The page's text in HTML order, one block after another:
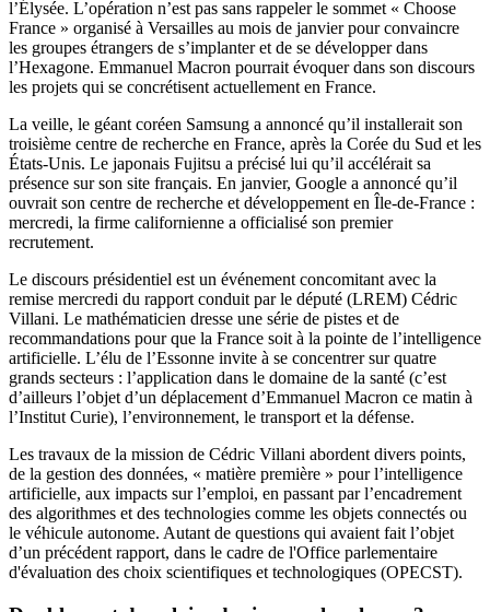
l’Élysée. L’opération n’est pas sans rappeler le sommet « Choose
France » organisé à Versailles au mois de janvier pour convaincre
les groupes étrangers de s’implanter et de se développer dans
l’Hexagone. Emmanuel Macron pourrait évoquer dans son discours
les projets qui se concrétisent actuellement en France.
La veille, le géant coréen Samsung a annoncé qu’il installerait son
troisième centre de recherche en France, après la Corée du Sud et les
États-Unis. Le japonais Fujitsu a précisé lui qu’il accélérait sa
présence sur son site français. En janvier, Google a annoncé qu’il
ouvrait son centre de recherche et développement en Île-de-France :
mercredi, la firme californienne a officialisé son premier
recrutement.
Le discours présidentiel est un événement concomitant avec la
remise mercredi du rapport conduit par le député (LREM) Cédric
Villani. Le mathématicien dresse une série de pistes et de
recommandations pour que la France soit à la pointe de l’intelligence
artificielle. L’élu de l’Essonne invite à se concentrer sur quatre
grands secteurs : l’application dans le domaine de la santé (c’est
d’ailleurs l’objet d’un déplacement d’Emmanuel Macron ce matin à
l’Institut Curie), l’environnement, le transport et la défense.
Les travaux de la mission de Cédric Villani abordent divers points,
de la gestion des données, « matière première » pour l’intelligence
artificielle, aux impacts sur l’emploi, en passant par l’encadrement
des algorithmes et des technologies comme les objets connectés ou
le véhicule autonome. Autant de questions qui avaient fait l’objet
d’un précédent rapport, dans le cadre de l'Office parlementaire
d'évaluation des choix scientifiques et technologiques (OPECST).